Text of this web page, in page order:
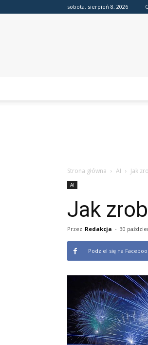
sobota, sierpień 8, 2026
Strona główna AI Jak
AI
Jak
Przez Redakcja - 30
Podziel się na